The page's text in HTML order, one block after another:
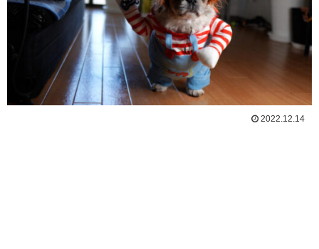
2022.12.14